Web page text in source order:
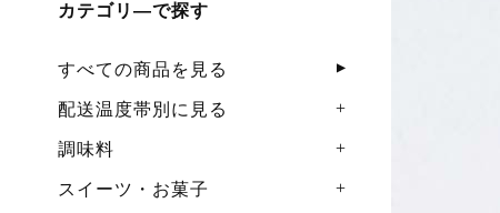
カテゴリ―で探す
すべての商品を見る
配送温度帯別に見る
調味料
スイーツ・お菓子